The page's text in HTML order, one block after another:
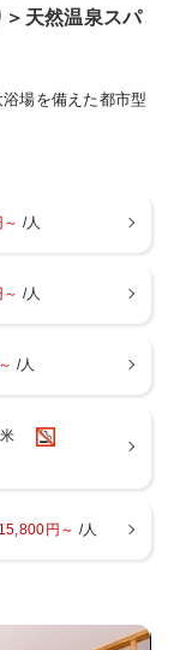
＞天然温泉スパ
場を備えた都市型
セスも便利！
スリッパとナイト
パロビーでお寛ぎ
慮いただいており
/人
/人
/人
米
15,800円～ /人